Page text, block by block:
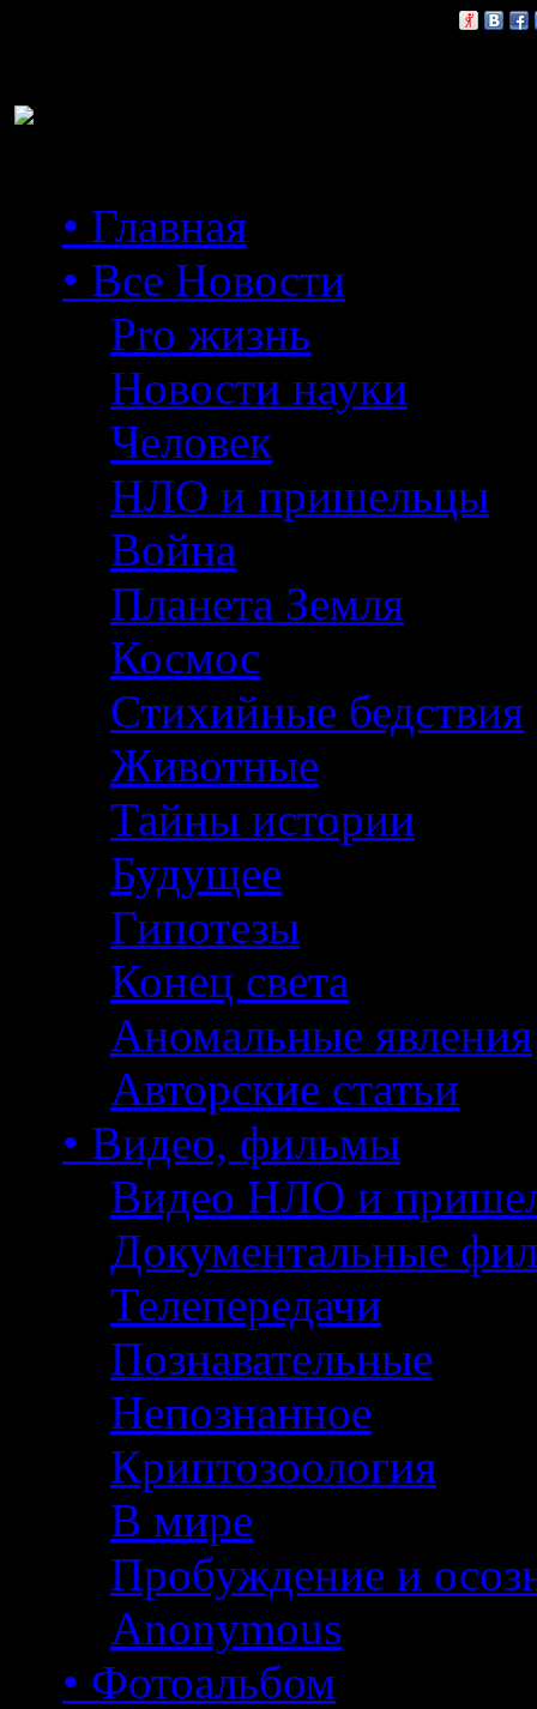
• Главная
• Все Новости
Pro жизнь
Новости науки
Человек
НЛО и пришельцы
Война
Планета Земля
Космос
Стихийные бедствия
Животные
Тайны истории
Будущее
Гипотезы
Конец света
Аномальные явления
Авторские статьи
• Видео, фильмы
Видео НЛО и
Документальные
Телепередачи
Познавательные
Непознанное
Криптозоология
В мире
Пробуждение и
Anonymous
• Фотоальбом